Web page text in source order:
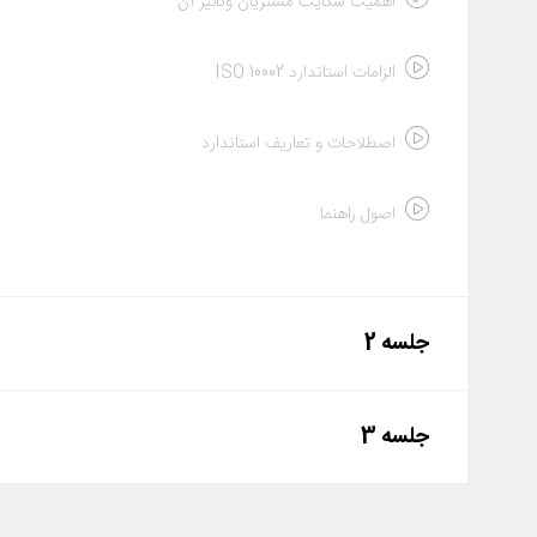
الزامات استاندارد ISO 10002
اصطلاحات و تعاریف استاندارد
اصول راهنما
جلسه 2
جلسه 3